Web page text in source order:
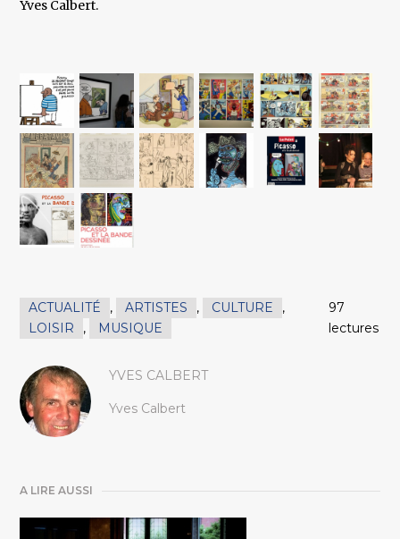
Yves Calbert.
ACTUALITÉ , ARTISTES , CULTURE
,
LOISIR
, MUSIQUE
97
lectures
YVES CALBERT
Yves Calbert
A LIRE AUSSI